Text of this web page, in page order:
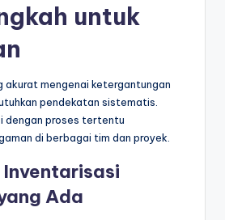
untuk
akurat mengenai ketergantungan
pendekatan sistematis.
dengan proses tertentu
di berbagai tim dan proyek.
Inventarisasi
Ada